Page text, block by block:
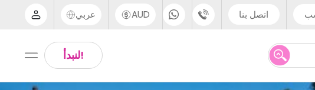
اتصل بنا
UK - +44 (0) 20 3871 8666
AUD عربي
Arabic
!لنبدأ